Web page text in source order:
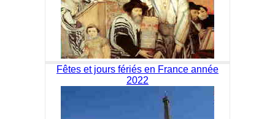
Fêtes et jours fériés en France année
2022